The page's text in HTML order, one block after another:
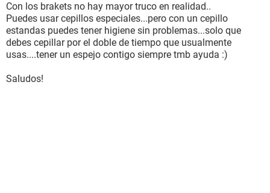
Con los brakets no hay mayor truco en realidad..
Puedes usar cepillos especiales...pero con un cepillo
estandas puedes tener higiene sin problemas...solo que
debes cepillar por el doble de tiempo que usualmente
usas....tener un espejo contigo siempre tmb ayuda :)
Saludos!